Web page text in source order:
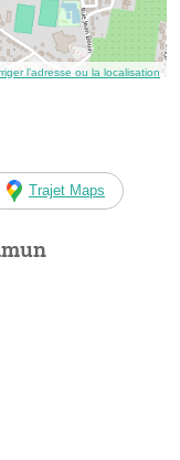
l’adresse ou la localisation
Trajet Maps